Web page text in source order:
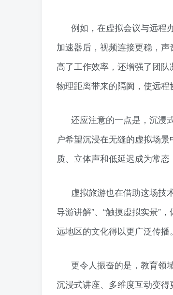
例如，在虚拟会议与远程
加速器后，视频连接更稳，
高了工作效率，还增强了团
物理距离带来的隔阂，使远程
还应注意的一点是，沉浸
户希望沉浸在无缝的虚拟场
质、立体声和低延迟成为常
虚拟旅游也在借助这场技
导游讲解”、“触摸虚拟实景”
远地区的文化得以更广泛传播。
更令人振奋的是，教育领
沉浸式讲座、多维度互动变